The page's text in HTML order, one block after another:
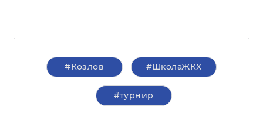
#Козлов #ШколаЖКХ
#турнир